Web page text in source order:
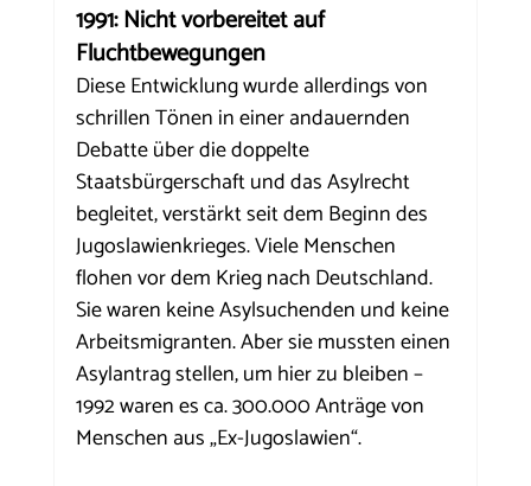
1991: Nicht vorbereitet auf
Fluchtbewegungen
Diese Entwicklung wurde allerdings von
schrillen Tönen in einer andauernden
Debatte über die doppelte
Staatsbürgerschaft und das Asylrecht
begleitet, verstärkt seit dem Beginn des
Jugoslawienkrieges. Viele Menschen
flohen vor dem Krieg nach Deutschland.
Sie waren keine Asylsuchenden und keine
Arbeitsmigranten. Aber sie mussten einen
Asylantrag stellen, um hier zu bleiben –
1992 waren es ca. 300.000 Anträge von
Menschen aus „Ex-Jugoslawien“.